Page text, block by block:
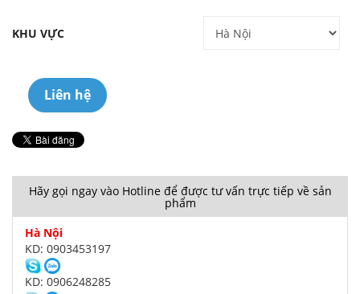
KHU VỰC
Liên hệ
Hãy gọi ngay vào Hotline để được tư vấn trực tiếp về sản
phẩm
Hà Nội
KD: 0903453197
KD: 0906248285